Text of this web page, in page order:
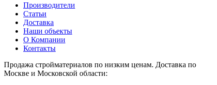
Производители
Статьи
Доставка
Наши объекты
О Компании
Контакты
Продажа стройматериалов по низким ценам. Доставка по
Москве и Московской области: